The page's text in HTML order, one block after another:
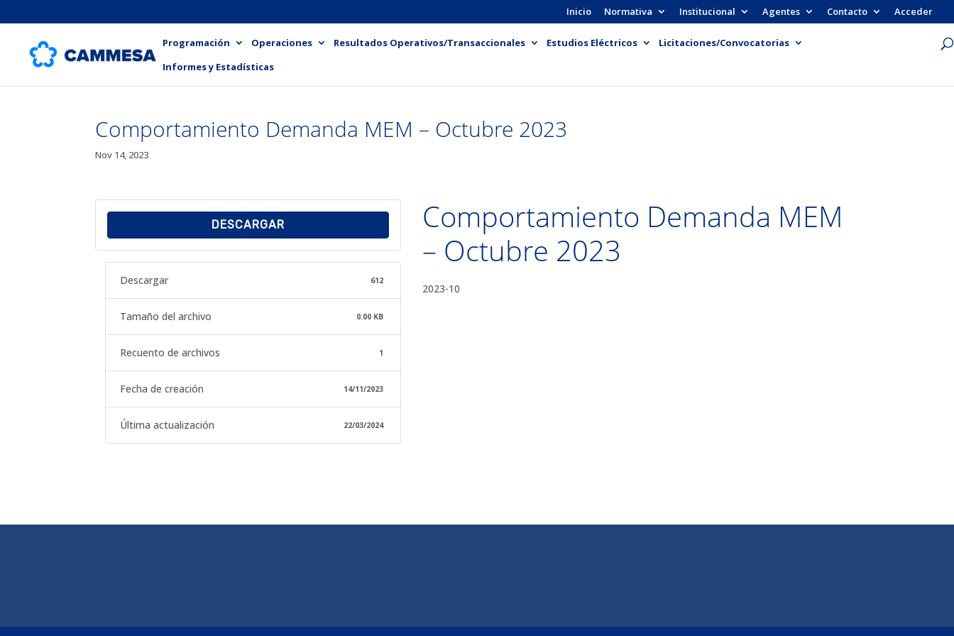
Inicio Normativa Institucional Agentes Contacto Acceder
Programación Operaciones Resultados Operativos/Transaccionales Estudios Eléctricos
Licitaciones/Convocatorias
Informes y Estadísticas
Comportamiento Demanda MEM – Octubre 2023
Nov 14, 2023
DESCARGAR
Descargar 612
Tamaño del archivo 0.00 KB
Recuento de archivos 1
Fecha de creación 14/11/2023
Última actualización 22/03/2024
Comportamiento Demanda MEM
– Octubre 2023
2023-10